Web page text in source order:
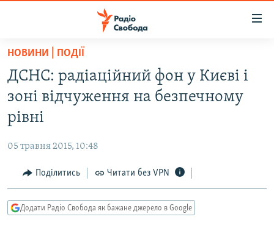
Перейти
основного
матеріалу
Перейти
до
основної
навігації
Перейти
до
пошуку
ВСЕ ЗА ДОБУ
СТАТТІ
ЕКОНОМІКА
СУСПІЛЬСТВО
РОСІЙСЬКА «ФІЛЬТРАЦІЯ»
ДОНБАС.РЕАЛІЇ
ТИ ЯК?
НОВИНИ | ПОДІЇ
ДСНС: радіаційний фон у Києві і
зоні відчуження на безпечному
рівні
05 травня 2015, 10:48
Поділитись Читати без VPN
Додати Радіо Свобода як бажане джерело в Google